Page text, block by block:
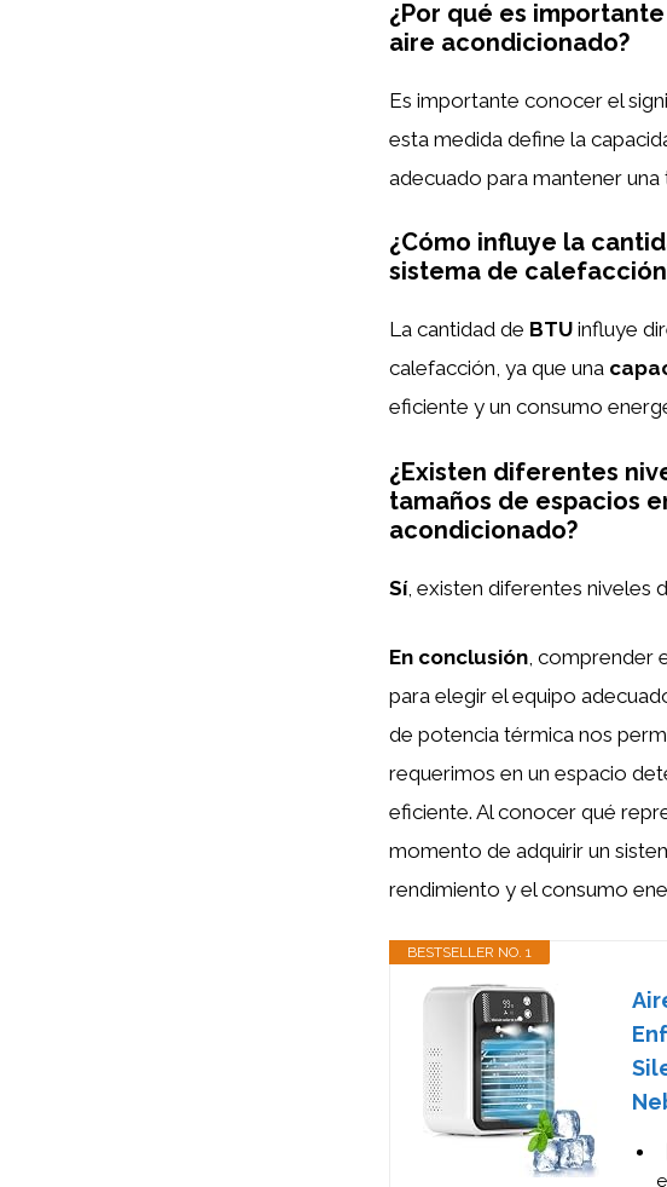
¿Por qué es
aire acondicionado?
Es importante conocer el
esta medida define la
adecuado para mantener
¿Cómo influye la
sistema de
La cantidad de BTU influye
calefacción, ya que una
eficiente y un consumo
¿Existen diferentes
tamaños de espacios
acondicionado?
Sí, existen diferentes niveles
En conclusión, comprender
para elegir el equipo
de potencia térmica nos
requerimos en un espacio
eficiente. Al conocer qué
momento de adquirir un
rendimiento y el consumo
BESTSELLER NO. 1